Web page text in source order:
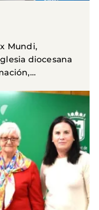
Mundi,
diocesana